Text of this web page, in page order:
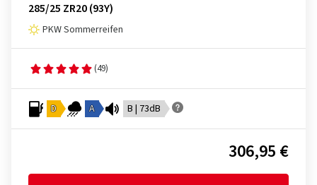
285/25 ZR20 (93Y)
PKW Sommerreifen
(49)
D A B | 73dB
306,95 €